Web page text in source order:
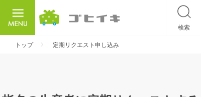
検索
トップ 定期リクエスト申し込み